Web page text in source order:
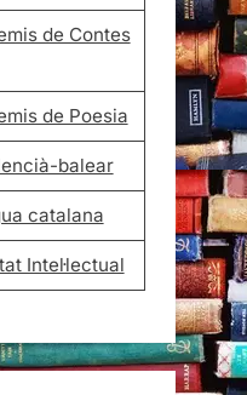
de Contes
de Poesia
balear
catalana
Intel·lectual